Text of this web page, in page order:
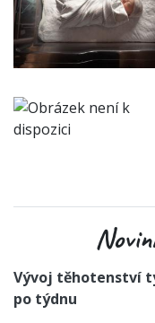
Vývoj těhotenství
po týdnu